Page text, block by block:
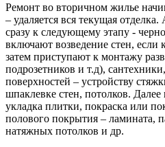
Ремонт во вторичном жилье
– удаляется вся текущая
сразу к следующему этапу -
включают возведение стен, если
затем приступают к монтажу
подрозетников и т.д),
поверхностей – устройству
шпаклевке стен, потолков.
укладка плитки, покраска или
полового покрытия – ламината,
натяжных потолков и др.